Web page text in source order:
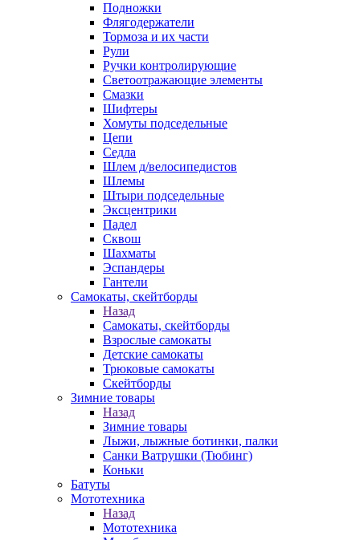
Подножки
Флягодержатели
Тормоза и их части
Рули
Ручки контролирующие
Светоотражающие элементы
Смазки
Шифтеры
Хомуты подседельные
Цепи
Седла
Шлем д/велосипедистов
Шлемы
Штыри подседельные
Эксцентрики
Падел
Сквош
Шахматы
Эспандеры
Гантели
Самокаты, скейтборды
Назад
Самокаты, скейтборды
Взрослые самокаты
Детские самокаты
Трюковые самокаты
Скейтборды
Зимние товары
Назад
Зимние товары
Лыжи, лыжные ботинки, палки
Санки Ватрушки (Тюбинг)
Коньки
Батуты
Мототехника
Назад
Мототехника